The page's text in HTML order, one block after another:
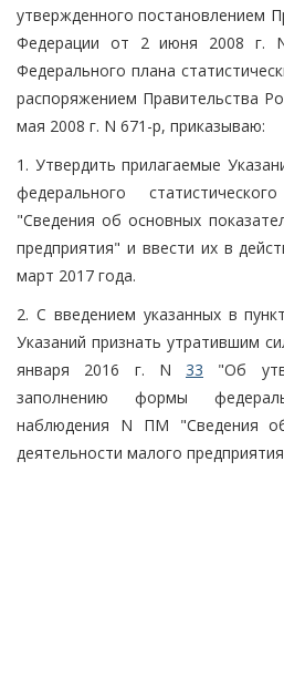
утвержденного постановлением
Федерации от 2 июня 2008 г.
Федерального плана
распоряжением Правительства
мая 2008 г. N 671-р, приказываю:
1. Утвердить прилагаемые
федерального
"Сведения об основных
предприятия" и ввести их в
март 2017 года.
2. С введением указанных в
Указаний признать утратившим
января 2016 г. N 33 "Об
заполнению формы
наблюдения N ПМ "Сведения
деятельности малого